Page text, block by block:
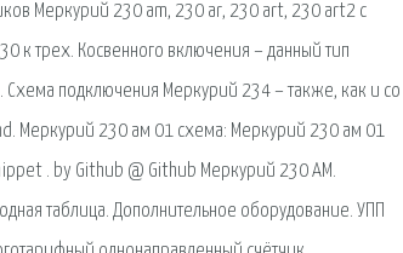
Меркурий 230 am, 230 ar, 230 art, 230 art2 с
к трех. Косвенного включения – данный тип
Схема подключения Меркурий 234 – также, как и со
Меркурий 230 ам 01 схема: Меркурий 230 ам 01
. by Github @ Github Меркурий 230 АМ.
таблица. Дополнительное оборудование. УПП